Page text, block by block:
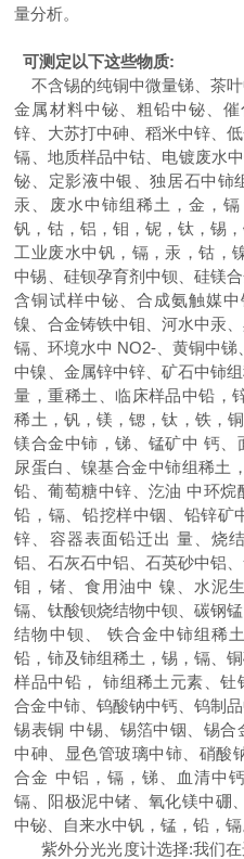
量分析。
可测定以下这些物质:
不含锡的纯铜中微量锑、茶
金属材料中铋、粗铅中铋、
锌、大苏打中砷、稻米中锌、
镉、地质样品中钴、电镀废水
铋、定影液中银、独居石中铈
汞、废水中铈组稀土，金，
钒，钴，铝，钼，铌，钛，锡
工业废水中钒，镉，汞，钴，
中锡、硅钡孕育剂中钡、硅镁
含铜试样中铋、合成氨触媒
镍、合金铸铁中钼、河水中汞
镉、环境水中 NO2-、黄铜中
中镍、金属锌中锌、矿石中铈
量，重稀土、临床样品中铅，
稀土，钒，镁，锶，钛，铁，
镁合金中铈，锑、锰矿中 钙、
尿蛋白、镍基合金中铈组稀土
铅、葡萄糖中锌、汔油 中环
铅，镉、铅挖样中铟、铅锌矿
锌、容器表面铅迁出 量、烧
铝、石灰石中铝、石英砂中铝
钼，锗、食用油中 镍、水泥
镉、钛酸钡烧结物中钡、碳钢
结物中钡、 铁合金中铈组稀
铅，铈及铈组稀土，锡，镉、
样品中铅， 铈组稀土元素、
合金中铈、钨酸钠中钙、钨制
锡表铜 中锡、锡箔中铟、锡
中砷、显色管玻璃中铈、硝酸
合金 中铝，镉，锑、血清中
镉、阳极泥中锗、氧化镁中硼
中铋、自来水中钒，锰，铅，镉
紫外分光光度计选择:我们在